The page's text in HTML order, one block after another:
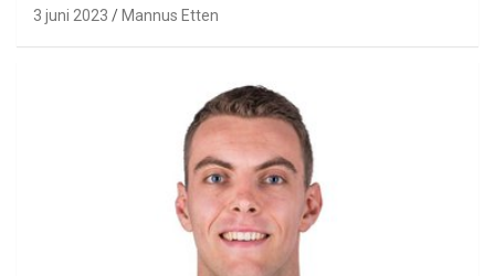
3 juni 2023 Mannus Etten